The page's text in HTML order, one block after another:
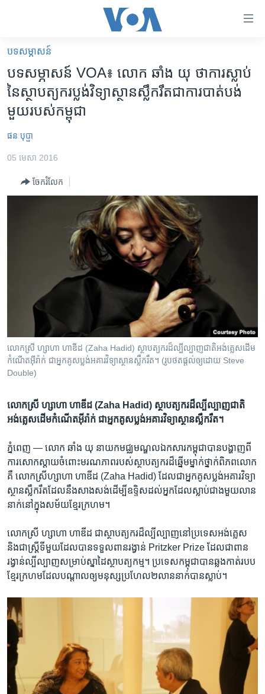
គេហទំព័រ​
ទាក់ទង
រំលង​
និង​
ចូល​
ទំព័រ​
ព័ត៌មាន​​
រំលង​
ទៅ​
កាន់​
ទំព័រ​
អន្តរជាតិ
ព្រឹត្តិការណ៍ព័ត៌មាន
Khmer English
បណ្តាញ​សង្គម
ភាសា
បទ​សម្ភាសន៍
បទសម្ភាសន៍ VOA៖ លោក​ ឆាំង​ យុ ​ថា​ការ​ស្លាប់​
នៃ​ស្ថាបត្យករ​ប្លង់​វិទ្យាស្ថាន​ស្លឹករឹត​ជា​ការ​បាត់បង់​
មួយ​របស់​កម្ពុជា
ផន បុប្ផា
05 មេសា 2016
ចែករំលែក
លោក​​ស្រី​ ហ្សាហា ​ហាឌីដ​ (Zaha ​Hadid) ស្ថាបត្យករ​ដ៏​ល្បី​ល្បាញ​​ជាតិ​អង់គ្លេស​ដើម​
កំណើត​អ៊ីរ៉ាក់ ​ជា​អ្នក​គូស​​ប្លង់​​​អគារ​​វិទ្យាស្ថាន​​ស្លឹករឹត។ (រូបថត​ផ្តល់​ឲ្យ​ដោយ Steve
Double)
លោក​​ស្រី​ ហ្សាហា ​ហាឌីដ​ (Zaha ​Hadid) ស្ថាបត្យករ​ដ៏​ល្បី​ល្បាញ​​ជាតិ​
អង់គ្លេស​ដើម​កំណើត​អ៊ីរ៉ាក់ ​ជា​អ្នក​គូស​​ប្លង់​​​អគារ​​វិទ្យាស្ថាន​​ស្លឹករឹត។
ភ្នំពេញ — លោក​ ឆាំង យុ ​នាយក​មជ្ឈមណ្ឌល​ឯកសារ​កម្ពុជា​បាន​បង្ហាញ​ពី​
ការ​សោក​ស្តាយ​ចំពោះ​មរណភាព​របស់​ស្ថាបត្យករ​ដ៏​ឆ្នើម​ម្នាក់​ថ្នាក់​ពិភពលោក​
គឺ ​លោកស្រី​ហ្សាហា ​ហាឌីដ​ (Zaha ​Hadid) ដែល​ជា​អ្នក​គូសប្លង់​អគារវិទ្យា
ស្ថានស្លឹករឹត​ដែល​នឹង​សាង​សង់​ដើម្បី​ឧទ្ទិស​ដល់​អ្នក​ដែល​ស្លាប់​ជាង​មួយ​លាន​
នាក់​នៅ​ក្នុង​សម័យ​ខ្មែរ​ក្រហម។​
លោក​ស្រី ​ហ្សាហា​ ហាឌីដ ​ជា​ស្ថាបត្យករ​ដ៏​ល្បី​ល្បាញ​នៅ​ប្រទេស​អង់គ្លេស​
និង​ជា​ស្ត្រី​ទី​មួយ​ដែល​បាន​ទទួល​ពាន​រង្វាន់​ Pritzker Prize​ ដែល​ជា​ពាន​
រង្វាន់​ល្បីល្បាញ​សម្រាប់​ស្នា​ដៃ​ស្ថាបត្យកម្ម។ ​ប្រទេស​កម្ពុជា​បាន​ឆ្លង​កាត់​របប​
ខ្មែរ​ក្រហម​ដែល​បណ្តាល​ឲ្យ​មនុស្ស​ប្រហែល​២​លាន​នាក់​បាន​ស្លាប់។